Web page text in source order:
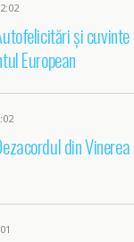
și cuvinte
European
din Vinerea